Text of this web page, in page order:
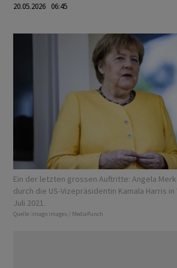
20.05.2026 06:45
Ein der letzten grossen Auftritte: Angela
durch die US-Vizepräsidentin Kamala Harris in
Juli 2021.
Quelle: imago images / MediaPunch